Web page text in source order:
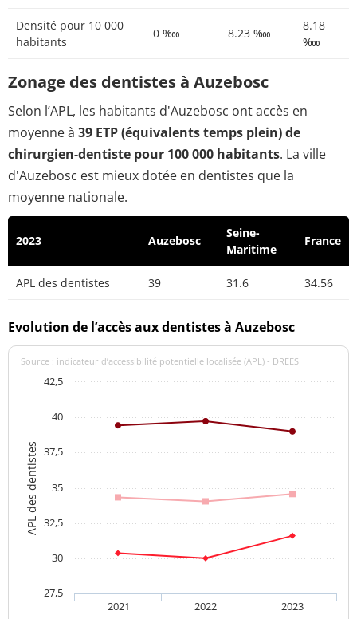
Densité pour 10 000
habitants
0 ‱ 8.23 ‱
8.18
‱
Zonage des dentistes à Auzebosc
Selon l’APL, les habitants d'Auzebosc ont accès en
moyenne à 39 ETP (équivalents temps plein) de
chirurgien-dentiste pour 100 000 habitants. La ville
d'Auzebosc est mieux dotée en dentistes que la
moyenne nationale.
2023 Auzebosc
Seine-
Maritime
France
APL des dentistes 39 31.6 34.56
Evolution de l’accès aux dentistes à Auzebosc
APL des dentistes
Source : indicateur d’accessibilité potentielle localisée (APL) - DREES
2021 2022 2023
27,5
30
32,5
35
37,5
40
42,5